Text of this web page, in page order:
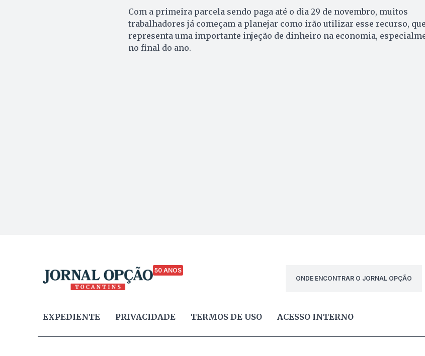
Com a primeira parcela sendo paga até o dia 29 de novembro, muitos
trabalhadores já começam a planejar como irão utilizar esse recurso, que
representa uma importante injeção de dinheiro na economia,
no final do ano.
50 ANOS
ONDE ENCONTRAR O JORNAL OPÇÃO
EXPEDIENTE PRIVACIDADE TERMOS DE USO ACESSO INTERNO